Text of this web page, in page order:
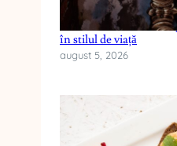
Cum reduci
în stilul de viață
august 5, 2026